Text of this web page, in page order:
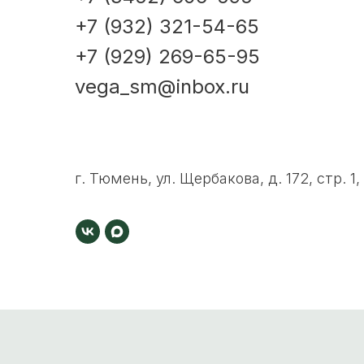
+7 (932) 321-54-65
+7 (929) 269-65-95
vega_sm@inbox.ru
г. Тюмень, ул. Щербакова, д. 172, стр.